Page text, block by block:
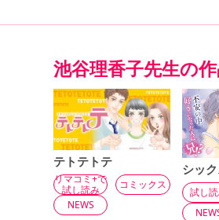
池谷理香子先生の
テトテトテ
リマコミ+で
試し読み
コミックス
NEWS
シッ
試し